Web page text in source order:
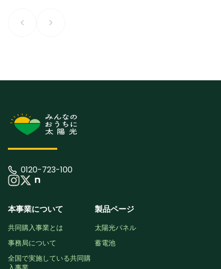
0120-723-100
本事業について
共同購入事業とは
事務局について
全国で実施している共同購
製品ページ
太陽光パネル
蓄電池